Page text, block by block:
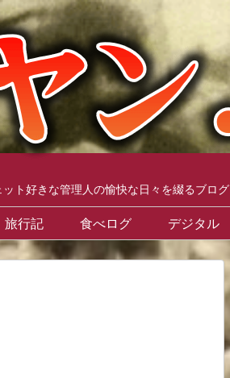
ト好きな管理人の愉快な日々を綴るブログ
旅行記 食べログ デジタル